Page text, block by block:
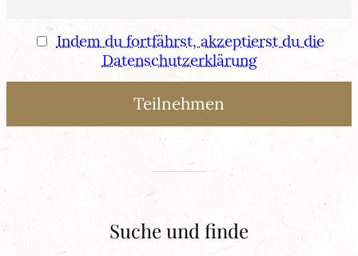
Indem du fortfährst, akzeptierst du die
Datenschutzerklärung
Suche und finde